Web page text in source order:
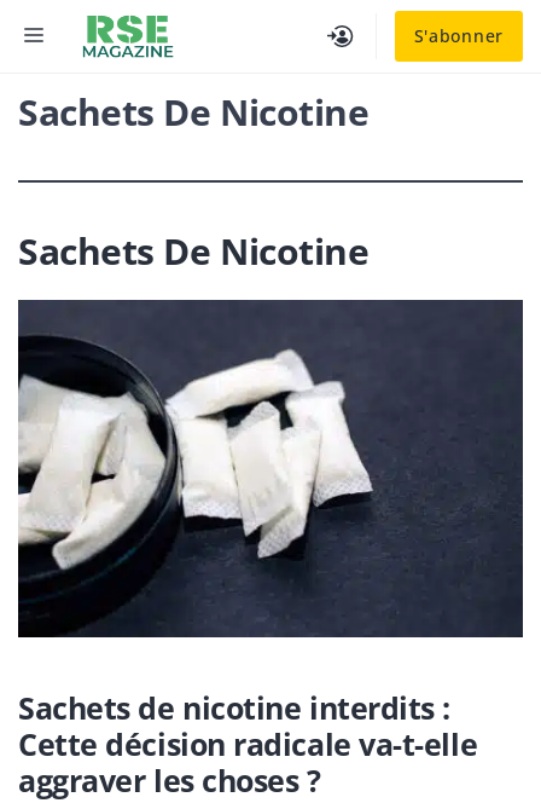
S'abonner
MENU
Sachets De Nicotine
Sachets De Nicotine
Sachets de nicotine interdits :
Cette décision radicale va-t-elle
aggraver les choses ?